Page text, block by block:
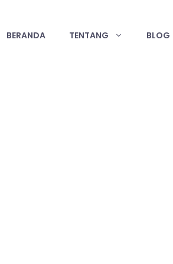
BERANDA TENTANG BLOG